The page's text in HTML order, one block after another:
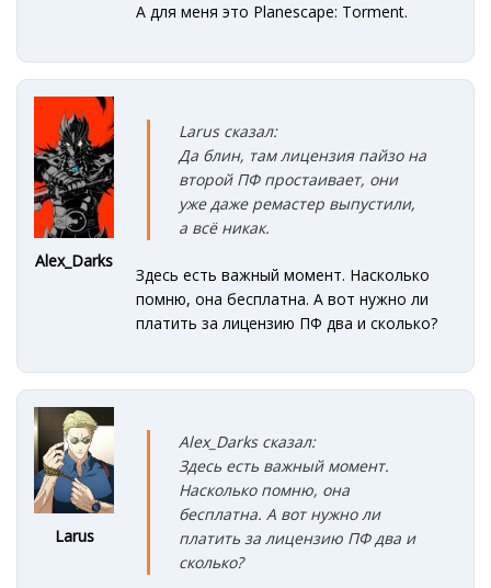
А для меня это Planescape: Torment.
Alex_Darks
Larus сказал:
Да блин, там лицензия пайзо на
второй ПФ простаивает, они
уже даже ремастер выпустили,
а всё никак.
Здесь есть важный момент. Насколько
помню, она бесплатна. А вот нужно ли
платить за лицензию ПФ два и сколько?
Larus
Alex_Darks сказал:
Здесь есть важный момент.
Насколько помню, она
бесплатна. А вот нужно ли
платить за лицензию ПФ два и
сколько?